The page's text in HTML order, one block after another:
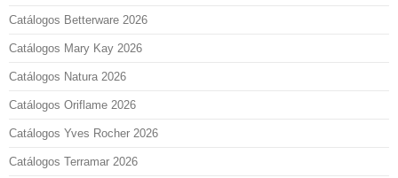
Catálogos Betterware 2026
Catálogos Mary Kay 2026
Catálogos Natura 2026
Catálogos Oriflame 2026
Catálogos Yves Rocher 2026
Catálogos Terramar 2026